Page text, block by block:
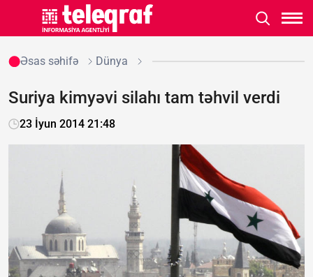
Əsas səhifə Dünya
Suriya kimyəvi silahı tam təhvil verdi
23 İyun 2014 21:48